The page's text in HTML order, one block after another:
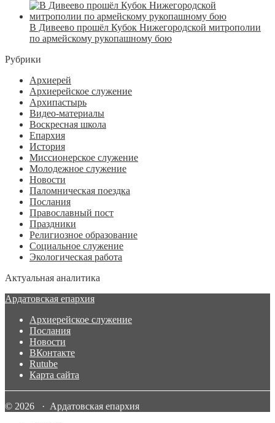
В Дивеево прошёл Кубок Нижегородской митрополии
по армейскому рукопашному бою
Рубрики
Архиерей
Архиерейское служение
Архипастырь
Видео-материалы
Воскресная школа
Епархия
История
Миссионерское служение
Молодежное служение
Новости
Паломническая поездка
Послания
Православный пост
Праздники
Религиозное образование
Социальное служение
Экологическая работа
Актуальная аналитика
Ардатовская епархия
Архиерейское служение
Послания
Новости
ВКонтакте
Rutube
Карта сайта
© 2026 · Ардатовская епархия